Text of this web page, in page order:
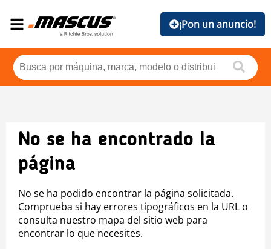
¡Pon un anuncio!
No se ha encontrado la
página
No se ha podido encontrar la página solicitada.
Comprueba si hay errores tipográficos en la URL o
consulta nuestro mapa del sitio web para
encontrar lo que necesites.